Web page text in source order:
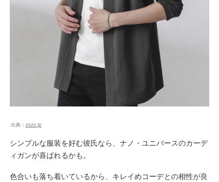
出典： zozo.jp
シンプルな服装を好む彼氏なら、ナノ・ユニバースのカーデ
ィガンが喜ばれるかも。
色合いも落ち着いているから、キレイめコーデとの相性が良